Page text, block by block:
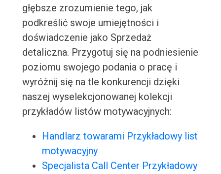
głębsze zrozumienie tego, jak
podkreślić swoje umiejętności i
doświadczenie jako Sprzedaż
detaliczna. Przygotuj się na podniesienie
poziomu swojego podania o pracę i
wyróżnij się na tle konkurencji dzięki
naszej wyselekcjonowanej kolekcji
przykładów listów motywacyjnych:
Handlarz towarami Przykładowy list
motywacyjny
Specjalista Call Center Przykładowy